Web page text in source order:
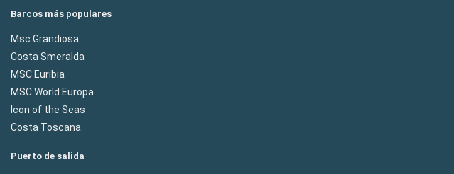
Barcos más populares
Msc Grandiosa
Costa Smeralda
MSC Euribia
MSC World Europa
Icon of the Seas
Costa Toscana
Puerto de salida